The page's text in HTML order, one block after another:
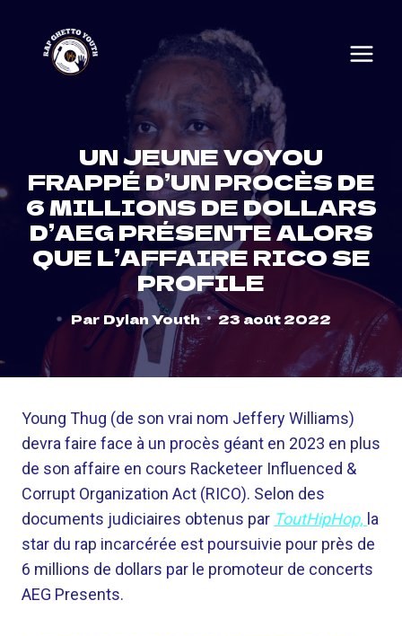
content
UN JEUNE VOYOU
FRAPPÉ D’UN PROCÈS DE
6 MILLIONS DE DOLLARS
D’AEG PRÉSENTE ALORS
QUE L’AFFAIRE RICO SE
PROFILE
Par Dylan Youth 23 août 2022
Young Thug (de son vrai nom Jeffery Williams)
devra faire face à un procès géant en 2023 en plus
de son affaire en cours Racketeer Influenced &
Corrupt Organization Act (RICO). Selon des
documents judiciaires obtenus par ToutHipHop, la
star du rap incarcérée est poursuivie pour près de
6 millions de dollars par le promoteur de concerts
AEG Presents.